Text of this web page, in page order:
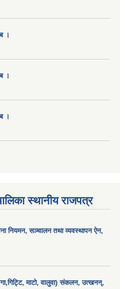
।
।
।
स्थानीय राजपत्र
नियमन, सञ्चालन तथा व्यवस्थापन ऐन,
माटो, वालुवा) संकलन, उत्खनन्,